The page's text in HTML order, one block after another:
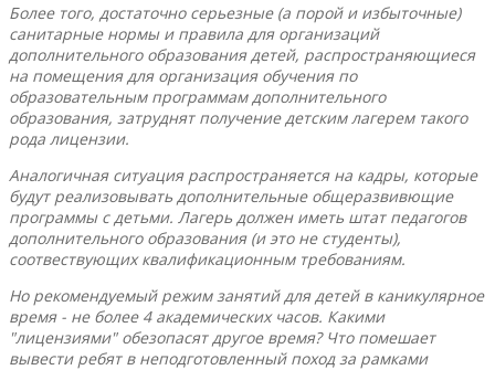
Более того, достаточно серьезные (а порой и избыточные)
санитарные нормы и правила для организаций
дополнительного образования детей, распространяющиеся
на помещения для организация обучения по
образовательным программам дополнительного
образования, затруднят получение детским лагерем такого
рода лицензии.
Аналогичная ситуация распространяется на кадры, которые
будут реализовывать дополнительные общеразвивющие
программы с детьми. Лагерь должен иметь штат педагогов
дополнительного образования (и это не студенты),
соотвествующих квалификационным требованиям.
Но рекомендуемый режим занятий для детей в каникулярное
время - не более 4 академических часов. Какими
"лицензиями" обезопасят другое время? Что помешает
вывести ребят в неподготовленный поход за рамками